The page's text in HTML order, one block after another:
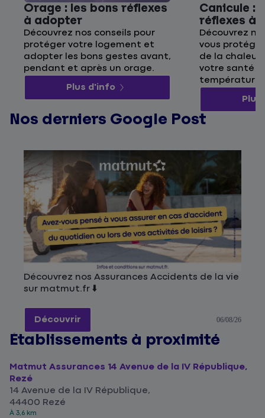
Orage : les bons réflexes
à adopter
Découvrez nos conseils pour
protéger votre logement et
adopter les bons gestes avant,
pendant et après un orage.
Plus d'info
Canicule :
réflexes à
Découvrez
vous
de la chaleur
votre santé
Nos derniers Google Post
Découvrez nos Assurances Accidents de la vie
sur matmut.fr ⬇️
Découvrir 06/08/26
Établissements à proximité
Matmut Assurances 14 Avenue de la IV République,
Rezé
14 Avenue de la IV République,
44400 Rezé
À 3,6 km